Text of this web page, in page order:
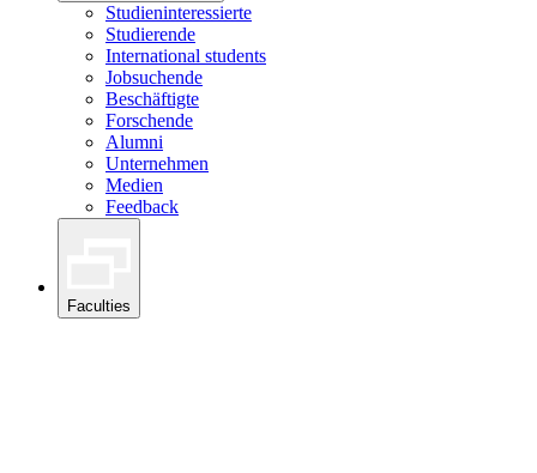
Studieninteressierte
Studierende
International students
Jobsuchende
Beschäftigte
Forschende
Alumni
Unternehmen
Medien
Feedback
Faculties